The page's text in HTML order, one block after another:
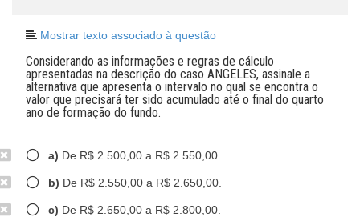
Mostrar texto associado à questão
Considerando as informações e regras de cálculo
apresentadas na descrição do caso ANGELES, assinale a
alternativa que apresenta o intervalo no qual se encontra o
valor que precisará ter sido acumulado até o final do quarto
ano de formação do fundo.
a) De R$ 2.500,00 a R$ 2.550,00.
b) De R$ 2.550,00 a R$ 2.650,00.
c) De R$ 2.650,00 a R$ 2.800,00.